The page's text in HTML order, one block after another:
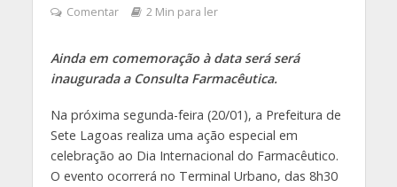
Comentar 2 Min para ler
Ainda em comemoração à data será será
inaugurada a Consulta Farmacêutica.
Na próxima segunda-feira (20/01), a Prefeitura de
Sete Lagoas realiza uma ação especial em
celebração ao Dia Internacional do Farmacêutico.
O evento ocorrerá no Terminal Urbano, das 8h30